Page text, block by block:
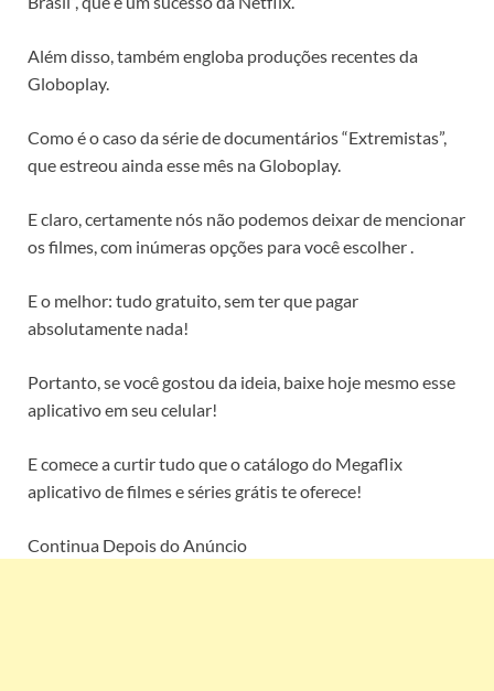
Além disso, também engloba produções recentes da
Globoplay.
Como é o caso da série de documentários “Extremistas”,
que estreou ainda esse mês na Globoplay.
E claro, certamente nós não podemos deixar de mencionar
os filmes, com inúmeras opções para você escolher .
E o melhor: tudo gratuito, sem ter que pagar
absolutamente nada!
Portanto, se você gostou da ideia, baixe hoje mesmo esse
aplicativo em seu celular!
E comece a curtir tudo que o catálogo do Megaflix
aplicativo de filmes e séries grátis te oferece!
Continua Depois do Anúncio